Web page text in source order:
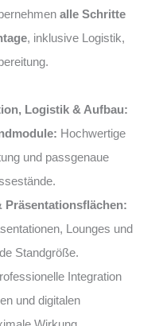
alle Schritte
, inklusive Logistik,
Logistik & Aufbau:
Hochwertige
und passgenaue
Präsentationsflächen:
Lounges und
Standgröße.
Integration
und digitalen